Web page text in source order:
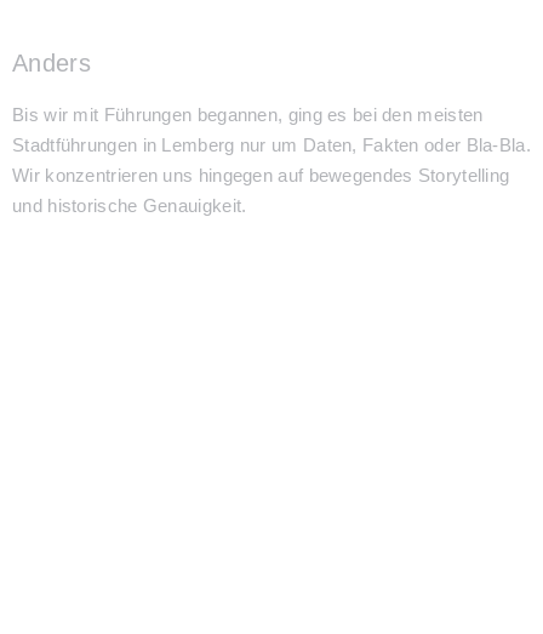
Anders
Bis wir mit Führungen begannen, ging es bei den meisten
Stadtführungen in Lemberg nur um Daten, Fakten oder Bla-Bla.
Wir konzentrieren uns hingegen auf bewegendes Storytelling
und historische Genauigkeit.